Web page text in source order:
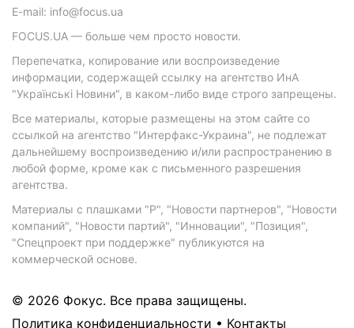
E-mail: info@focus.ua
FOCUS.UA — больше чем просто новости.
Перепечатка, копирование или воспроизведение
информации, содержащей ссылку на агентство ИнА
"Українські Новини", в каком-либо виде строго запрещены.
Все материалы, которые размещены на этом сайте со
ссылкой на агентство "Интерфакс-Украина", не подлежат
дальнейшему воспроизведению и/или распространению в
любой форме, кроме как с письменного разрешения
агентства.
Материалы с плашками "Р", "Новости партнеров", "Новости
компаний", "Новости партий", "Инновации", "Позиция",
"Спецпроект при поддержке" публикуются на
коммерческой основе.
© 2026 Фокус. Все права защищены.
Политика конфиденциальности • Контакты